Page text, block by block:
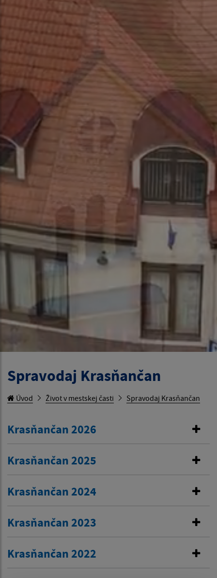
Spravodaj Krasňančan
Úvod Život v mestskej časti Spravodaj Krasňančan
Krasňančan 2026
Krasňančan 2025
Krasňančan 2024
Krasňančan 2023
Krasňančan 2022